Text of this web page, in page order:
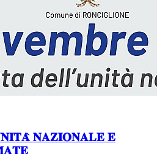
𝐍𝐀𝐙𝐈𝐎𝐍𝐀𝐋𝐄 𝐄